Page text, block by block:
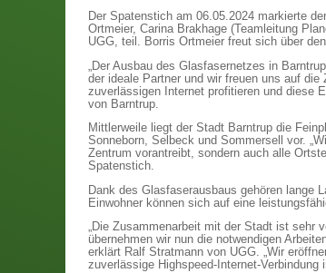
Der Spatenstich am 06.05.2024 markierte
Ortmeier, Carina Brakhage (Teamleitung
UGG, teil. Borris Ortmeier freut sich über
„Der Ausbau des Glasfasernetzes in
der ideale Partner und wir freuen uns auf
zuverlässigen Internet profitieren und diese
von Barntrup.
Mittlerweile liegt der Stadt Barntrup die
Sonneborn, Selbeck und Sommersell vor.
Zentrum vorantreibt, sondern auch alle
Spatenstich.
Dank des Glasfaserausbaus gehören lange
Einwohner können sich auf eine
„Die Zusammenarbeit mit der Stadt ist sehr
übernehmen wir nun die notwendigen
erklärt Ralf Stratmann von UGG. „Wir
zuverlässige Highspeed-Internet-Verbindung